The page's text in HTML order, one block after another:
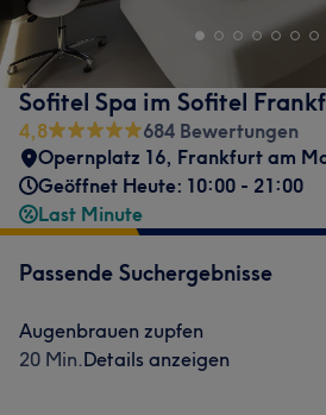
Sofitel Spa im Sofitel
4,8
684 Bewertungen
Opernplatz 16, Frankfurt am
Geöffnet Heute: 10:00 - 21:00
Last Minute
Passende Suchergebnisse
Augenbrauen zupfen
20 Min.Details anzeigen